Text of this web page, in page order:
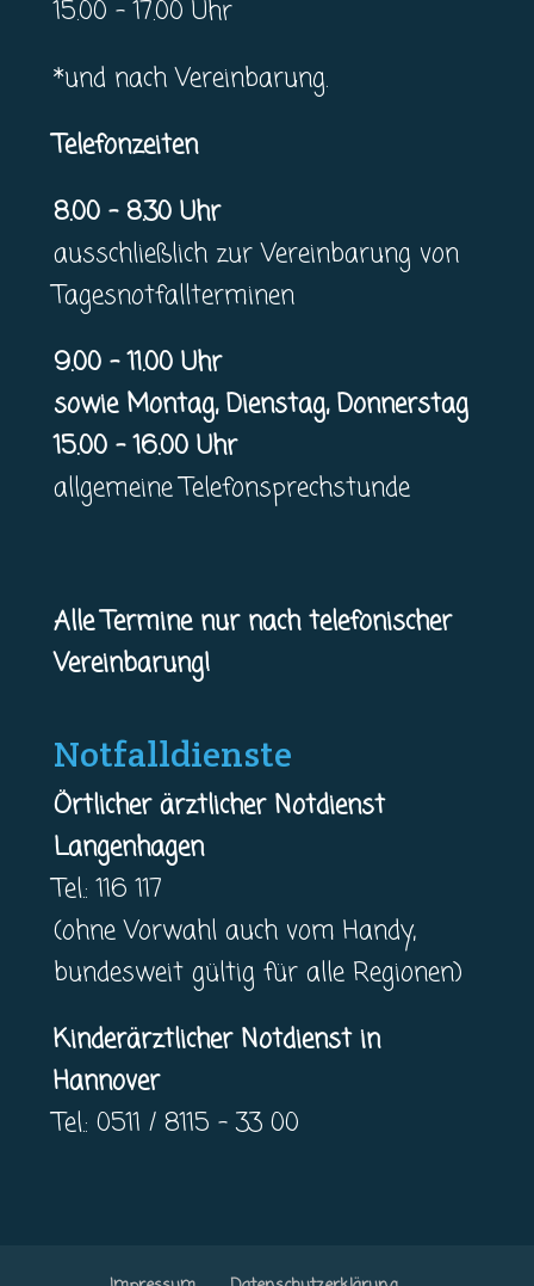
15.00 – 17.00 Uhr
*und nach Vereinbarung.
Telefonzeiten
8.00 – 8.30 Uhr
ausschließlich zur Vereinbarung von
Tagesnotfallterminen
9.00 – 11.00 Uhr
sowie Montag, Dienstag, Donnerstag
15.00 – 16.00 Uhr
allgemeine Telefonsprechstunde
Alle Termine nur nach telefonischer
Vereinbarung!
Notfalldienste
Örtlicher ärztlicher Notdienst
Langenhagen
Tel.: 116 117
(ohne Vorwahl auch vom Handy,
bundesweit gültig für alle Regionen)
Kinderärztlicher Notdienst in
Hannover
Tel.: 0511 / 8115 – 33 00